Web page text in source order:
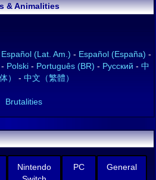
& Animalities
Español (Lat. Am.) - Español (España) -
- Polski - Português (BR) - Русский - 中
）
- 中文（繁體）
Brutalities
Nintendo
PC General